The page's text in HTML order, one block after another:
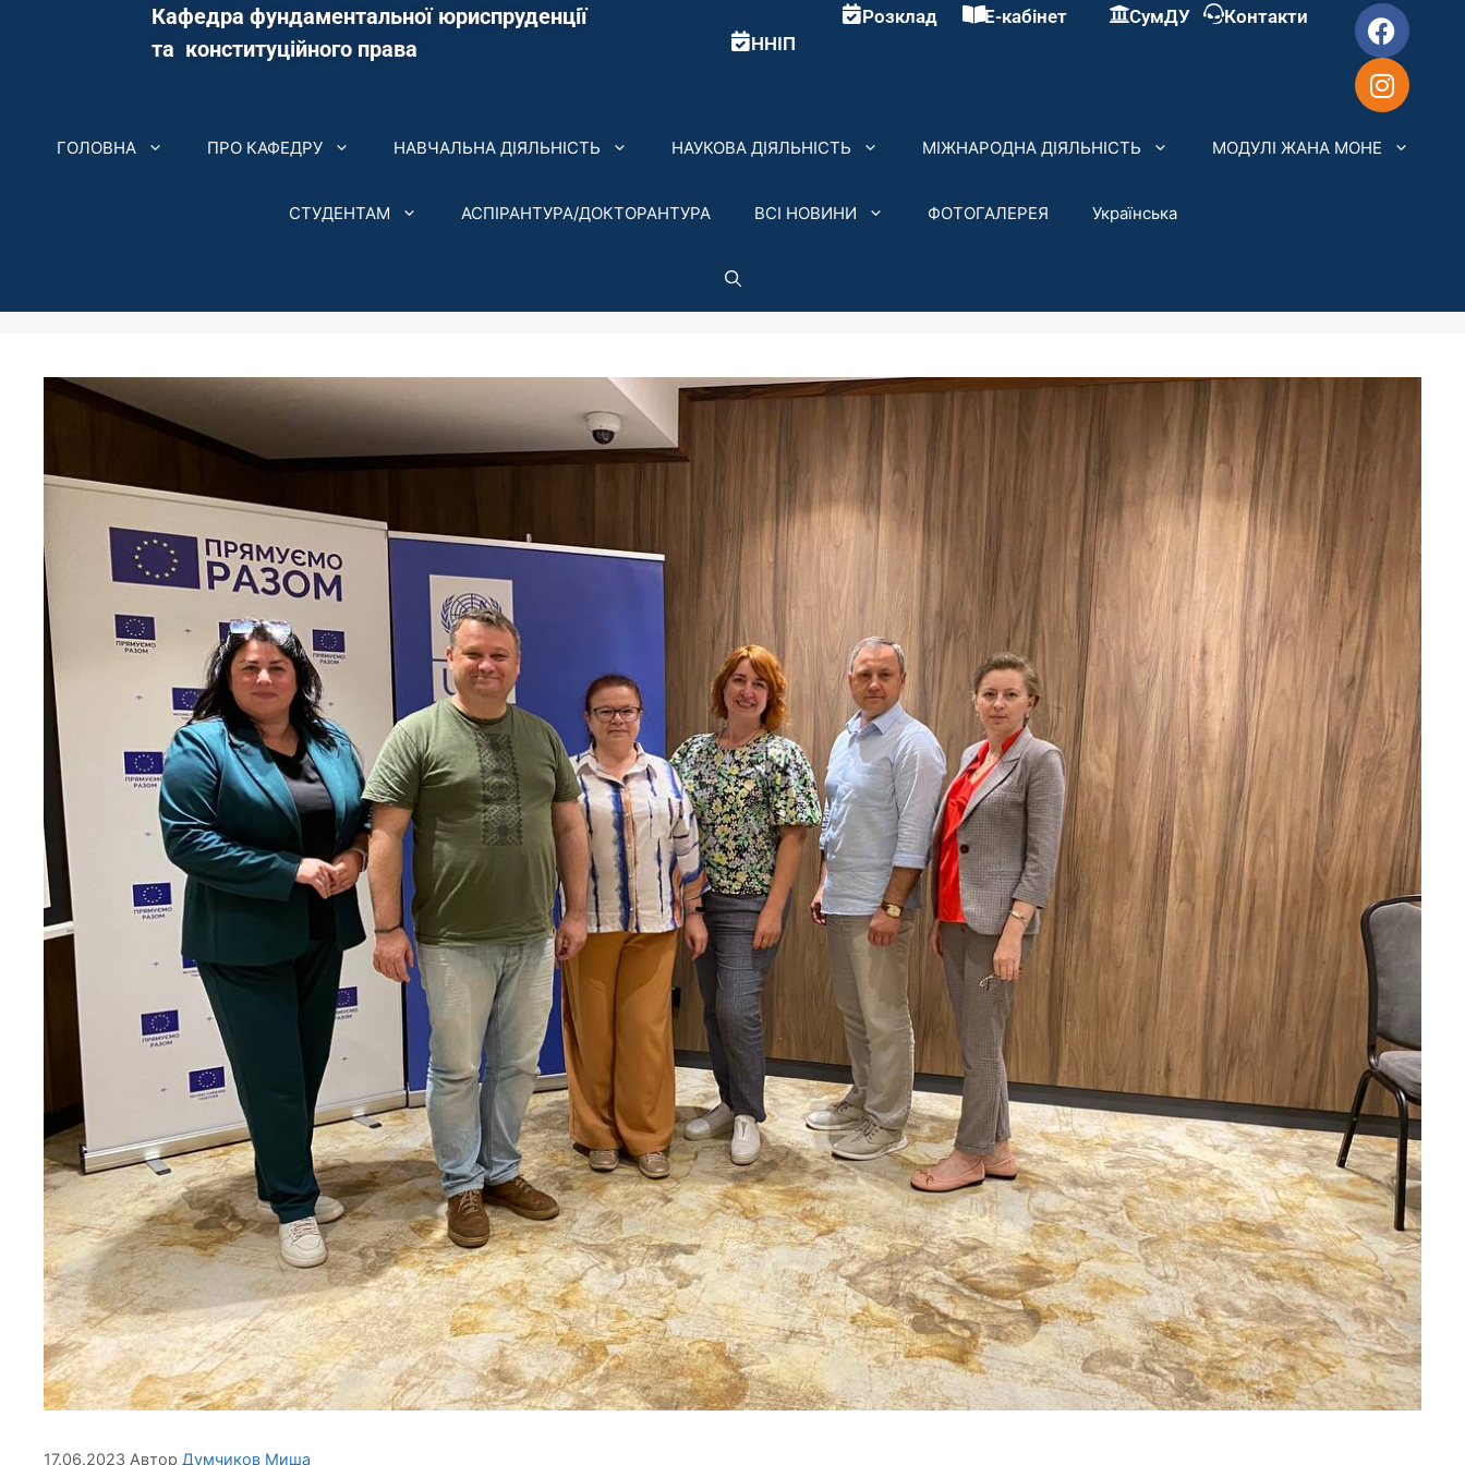
Кафедра фундаментальної юриспруденції
та конституційного права
ННІП
Розклад Е-кабінет СумДУ Контакти
ГОЛОВНА ПРО КАФЕДРУ НАВЧАЛЬНА ДІЯЛЬНІСТЬ НАУКОВА ДІЯЛЬНІСТЬ МІЖНАРОДНА ДІЯЛЬНІСТЬ МОДУЛІ ЖАНА МОНЕ
СТУДЕНТАМ АСПІРАНТУРА/ДОКТОРАНТУРА ВСІ НОВИНИ ФОТОГАЛЕРЕЯ Українська
17.06.2023 Автор Думчиков Миша